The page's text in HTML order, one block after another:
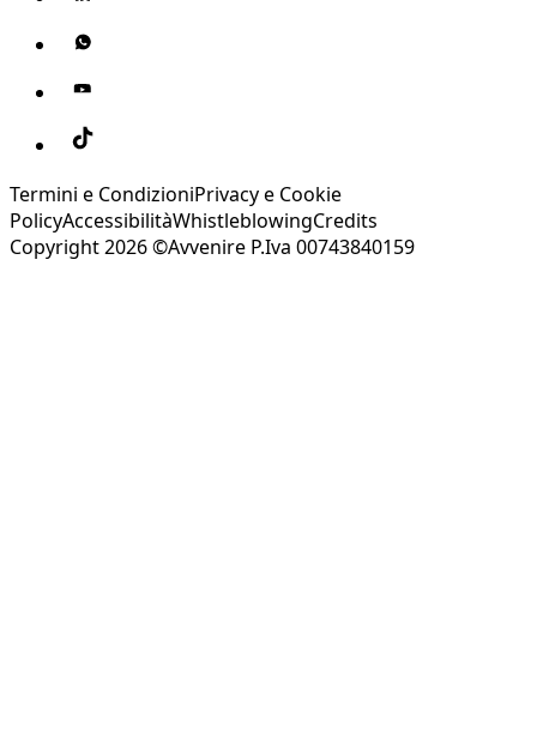
Termini e CondizioniPrivacy e Cookie
PolicyAccessibilitàWhistleblowingCredits
Copyright 2026 ©Avvenire P.Iva 00743840159